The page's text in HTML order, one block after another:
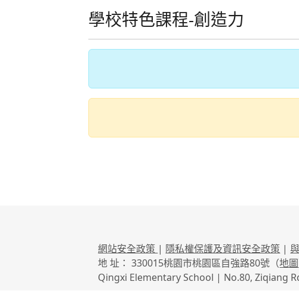
創造力
學校特色課程-創造力
網站安全政策 | 隱私權保護及資訊安全政策 |
地 址： 330015桃園市桃園區自強路80號（地圖
Qingxi Elementary School | No.80, Ziqiang